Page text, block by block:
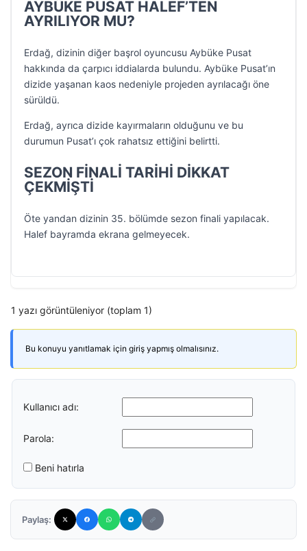
AYBÜKE PUSAT HALEF’TEN
AYRILIYOR MU?
Erdağ, dizinin diğer başrol oyuncusu Aybüke Pusat
hakkında da çarpıcı iddialarda bulundu. Aybüke Pusat’ın
dizide yaşanan kaos nedeniyle projeden ayrılacağı öne
sürüldü.
Erdağ, ayrıca dizide kayırmaların olduğunu ve bu
durumun Pusat’ı çok rahatsız ettiğini belirtti.
SEZON FİNALİ TARİHİ DİKKAT
ÇEKMİŞTİ
Öte yandan dizinin 35. bölümde sezon finali yapılacak.
Halef bayramda ekrana gelmeyecek.
1 yazı görüntüleniyor (toplam 1)
Bu konuyu yanıtlamak için giriş yapmış olmalısınız.
Kullanıcı adı:
Parola:
Beni hatırla
Paylaş: